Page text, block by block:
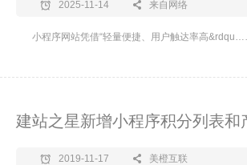
2025-11-14 来自网络
小程序网站凭借“轻量便捷、用户触达率高
建站之星新增小程序积分列表和
2019-11-17 美橙互联